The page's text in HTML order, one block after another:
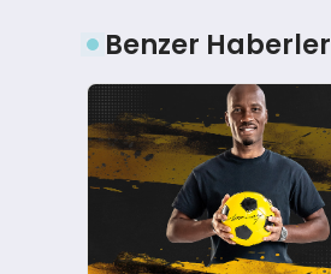
Benzer Haberler